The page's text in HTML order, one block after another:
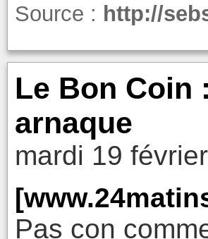
Source : http://
Le Bon Coin
arnaque
mardi 19
Pas con